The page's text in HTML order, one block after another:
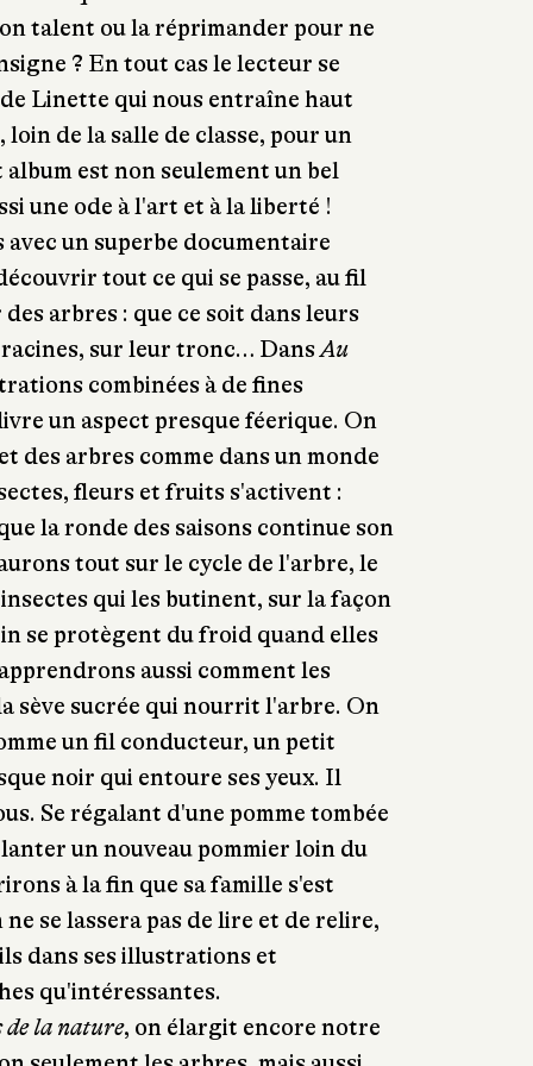
talent ou la réprimander pour ne
? En tout cas le lecteur se
Linette qui nous entraîne haut
de la salle de classe, pour un
est non seulement un bel
une ode à l'art et à la liberté !
un superbe documentaire
tout ce qui se passe, au fil
arbres : que ce soit dans leurs
racines, sur leur tronc… DansAu
combinées à de fines
un aspect presque féerique. On
des arbres comme dans un monde
fleurs et fruits s'activent :
la ronde des saisons continue son
tout sur le cycle de l'arbre, le
qui les butinent, sur la façon
se protègent du froid quand elles
aussi comment les
sève sucrée qui nourrit l'arbre. On
un fil conducteur, un petit
noir qui entoure ses yeux. Il
Se régalant d'une pomme tombée
un nouveau pommier loin du
à la fin que sa famille s'est
se lassera pas de lire et de relire,
dans ses illustrations et
qu'intéressantes.
de la nature, on élargit encore notre